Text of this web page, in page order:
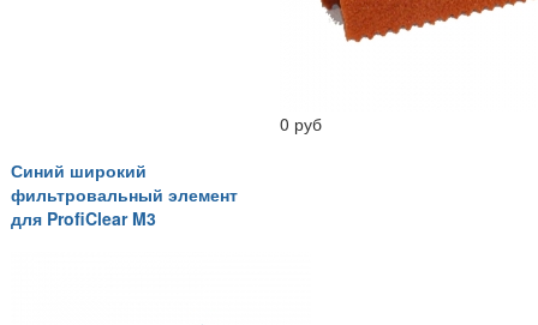
0 руб
Синий широкий
фильтровальный элемент
для ProfiClear M3